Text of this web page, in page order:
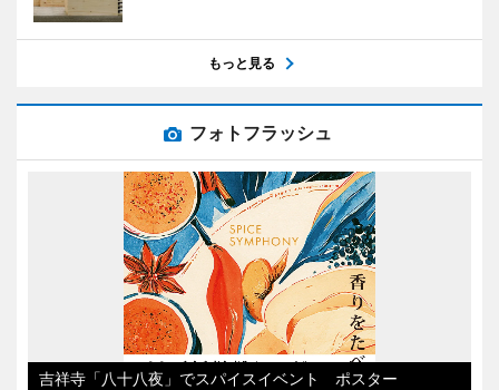
もっと見る
フォトフラッシュ
吉祥寺「八十八夜」でスパイスイベント ポスター